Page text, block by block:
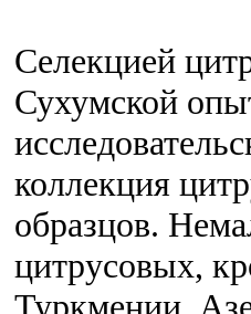
Селекцией
Сухумской
коллекция
образцов.
цитрусовых,